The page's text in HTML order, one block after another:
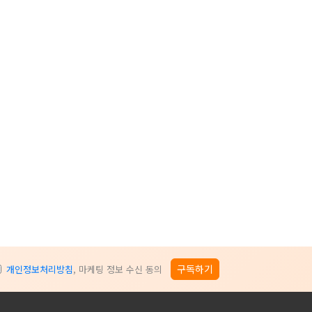
개인정보처리방침, 마케팅 정보 수신 동의 구독하기